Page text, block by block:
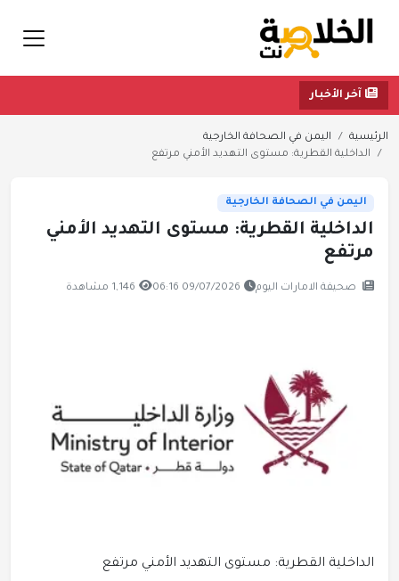
آخر الأخبار
الرئيسية
اليمن في الصحافة الخارجية
الداخلية القطرية: مستوى التهديد الأمني مرتفع
اليمن في الصحافة الخارجية
الداخلية القطرية: مستوى التهديد الأمني
مرتفع
صحيفة الامارات اليوم 09/07/2026 06:16 1,146 مشاهدة
الداخلية القطرية: مستوى التهديد الأمني مرتفع